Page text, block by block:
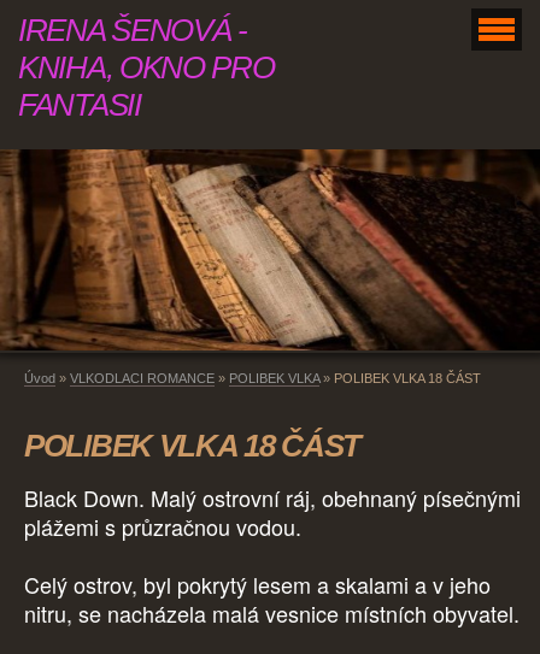
IRENA ŠENOVÁ -
KNIHA, OKNO PRO
FANTASII
Úvod » VLKODLACI ROMANCE » POLIBEK VLKA» POLIBEK VLKA 18 ČÁST
POLIBEK VLKA 18 ČÁST
Black Down. Malý ostrovní ráj, obehnaný písečnými
plážemi s průzračnou vodou.
Celý ostrov, byl pokrytý lesem a skalami a v jeho
nitru, se nacházela malá vesnice místních obyvatel.